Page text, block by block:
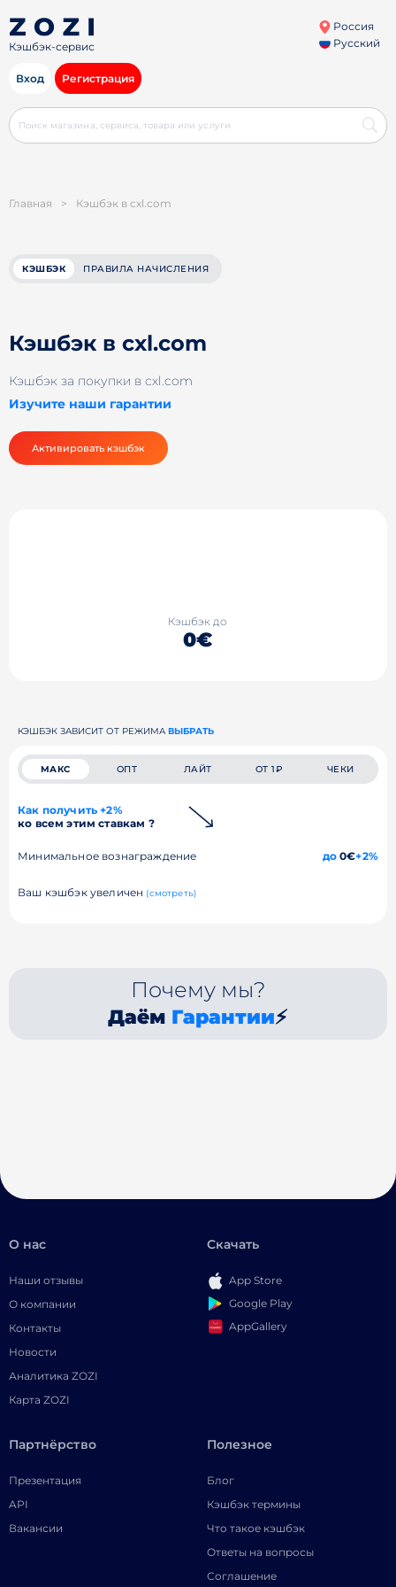
Кэшбэк-сервис
Россия
Русский
Вход Регистрация
Главная > Кэшбэк в cxl.com
КЭШБЭК ПРАВИЛА НАЧИСЛЕНИЯ
Кэшбэк в cxl.com
Кэшбэк за покупки в cxl.com
Изучите наши гарантии
Активировать кэшбэк
Кэшбэк до
0€
КЭШБЭК ЗАВИСИТ ОТ РЕЖИМА ВЫБРАТЬ
МАКС ОПТ ЛАЙТ ОТ 1₽ ЧЕКИ
Как получить +2%
ко всем этим ставкам ?
Минимальное вознаграждение до0€+2%
Ваш кэшбэк увеличен (смотреть)
Почему мы?
Даём Гарантии⚡
О нас
Наши отзывы
О компании
Контакты
Новости
Аналитика ZOZI
Карта ZOZI
Скачать
App Store
Google Play
AppGallery
Партнёрство
Презентация
API
Вакансии
Полезное
Блог
Кэшбэк термины
Что такое кэшбэк
Ответы на вопросы
Соглашение